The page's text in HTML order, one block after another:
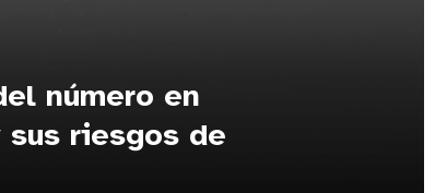
número en
sus riesgos de